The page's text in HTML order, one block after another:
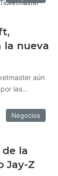
la nueva
aún
las…
Negocios
la
Jay-Z